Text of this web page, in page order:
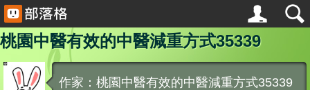
桃園中醫有效的中醫減重方式35339
作家：桃園中醫有效的中醫減重方式35339